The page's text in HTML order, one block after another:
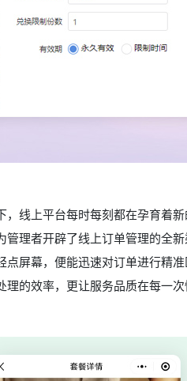
，线上平台每时每刻都在孕育着
管理者开辟了线上订单管理的全
点屏幕，便能迅速对订单进行精
理的效率，更让服务品质在每一